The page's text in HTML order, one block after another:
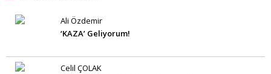
Ali Özdemir
‘KAZA’ Geliyorum!
Celil ÇOLAK